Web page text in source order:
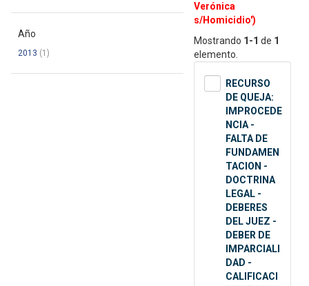
Año
2013 (1)
Verónica
s/Homicidio')
Mostrando 1-1 de 1
elemento.
RECURSO
DE QUEJA:
IMPROCEDE
NCIA -
FALTA DE
FUNDAMEN
TACION -
DOCTRINA
LEGAL -
DEBERES
DEL JUEZ -
DEBER DE
IMPARCIALI
DAD -
CALIFICACI